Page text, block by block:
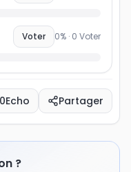
Voter 0% · 0 Voter
0Echo Partager
?